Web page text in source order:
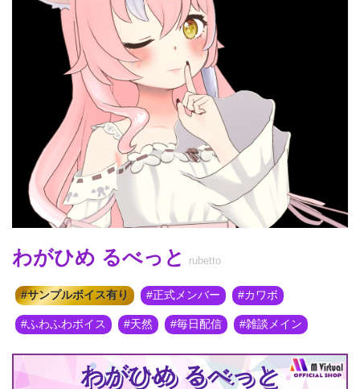
わがひめ るべっと rubetto
サンプルボイス有り 正式メンバー カワボ
ふわふわボイス 天然 毎日配信 雑談メイン
わがひめ るべっと